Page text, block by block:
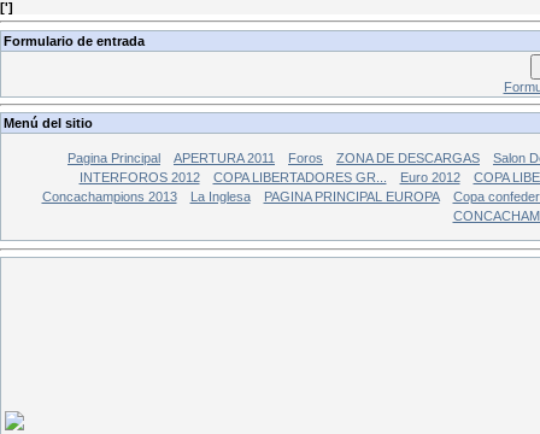
[']
Formulario de entrada
Menú del sitio
Pagina Principal APERTURA 2011 Foros ZONA DE DESCARGAS
Salon
INTERFOROS 2012
COPA LIBERTADORES GR... Euro 2012
COPA
Concachampions 2013
La Inglesa PAGINA PRINCIPAL EUROPA
Copa